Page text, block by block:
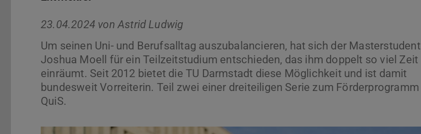
23.04.2024 von Astrid Ludwig
Um seinen Uni- und Berufsalltag auszubalancieren, hat sich der Masterstudent
Joshua Moell für ein Teilzeitstudium entschieden, das ihm doppelt so viel Zeit
einräumt. Seit 2012 bietet die TU Darmstadt diese Möglichkeit und ist damit
bundesweit Vorreiterin. Teil zwei einer dreiteiligen Serie zum Förderprogramm
QuiS.